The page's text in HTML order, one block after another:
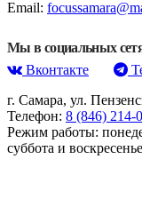
Email:
Мы в социальных
Вконтакте
г. Самара, ул.
Телефон: 8 (846) 214-
Режим работы:
суббота и